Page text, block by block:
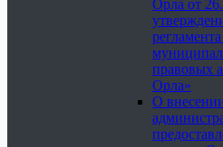
Орла от
правовых
Орла»
О